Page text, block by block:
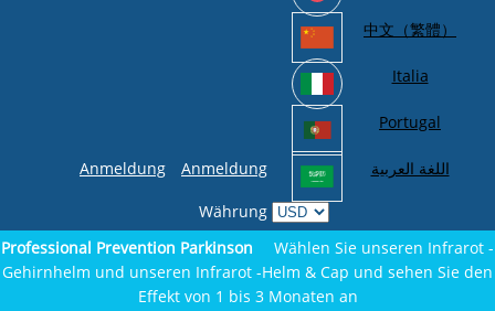
Anmeldung Anmeldung
中文（繁體）
Italia
Portugal
اللغة العربية
Währung
Professional Prevention Parkinson
Wählen Sie unseren Infrarot -
Gehirnhelm und unseren Infrarot -Helm & Cap und sehen Sie den
Effekt von 1 bis 3 Monaten an